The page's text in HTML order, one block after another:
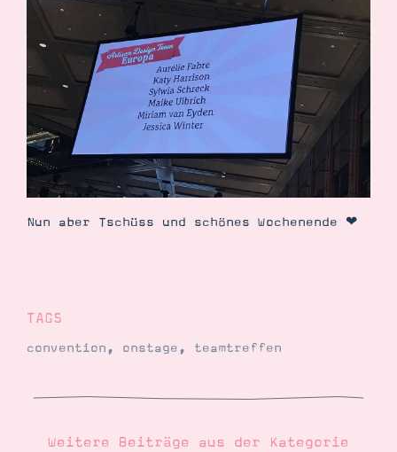
Nun aber Tschüss und schönes Wochenende ❤︎
TAGS
convention, onstage, teamtreffen
Weitere Beiträge aus der Kategorie